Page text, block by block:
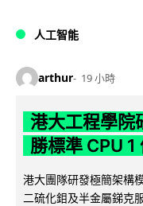
人工智能
arthur 19 小時
港大工程學院
勝標準 CPU 1
港大團隊研發極簡架構
二硫化鉬及半金屬銻克